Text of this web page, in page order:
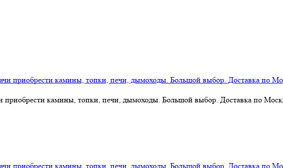
приобрести камины, топки, печи, дымоходы. Большой выбор. Доставка по